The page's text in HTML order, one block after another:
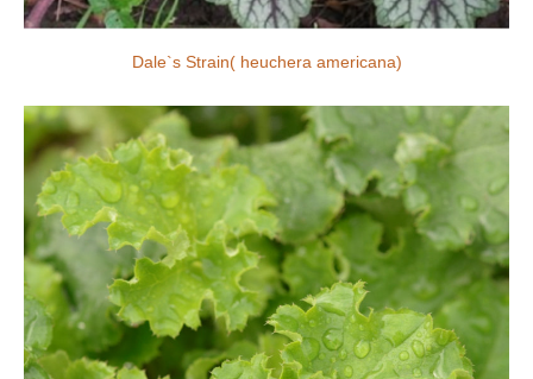
Dale`s Strain( heuchera americana)